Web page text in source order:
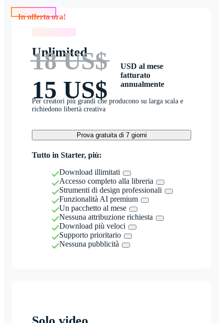
Unlimited
18 US$
15 US$
USD al mese
fatturato
annualmente
Per creatori più grandi che producono su larga scala e
richiedono libertà creativa
Prova gratuita di 7 giorni
Tutto in Starter, più:
Download illimitati
Accesso completo alla libreria
Strumenti di design professionali
Funzionalità AI premium
Un pacchetto al mese
Nessuna attribuzione richiesta
Download più veloci
Supporto prioritario
Nessuna pubblicità